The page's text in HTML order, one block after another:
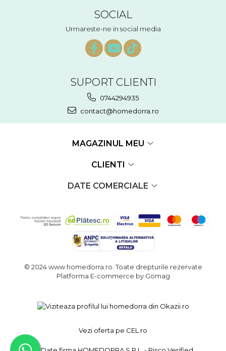
SOCIAL
Urmareste-ne in social media
SUPORT CLIENTI
0744294935
contact@homedorra.ro
MAGAZINUL MEU
CLIENTI
DATE COMERCIALE
© 2024 www.homedorra.ro. Toate drepturile rezervate
Platforma E-commerce by Gomag
Vezi oferta pe CEL.ro